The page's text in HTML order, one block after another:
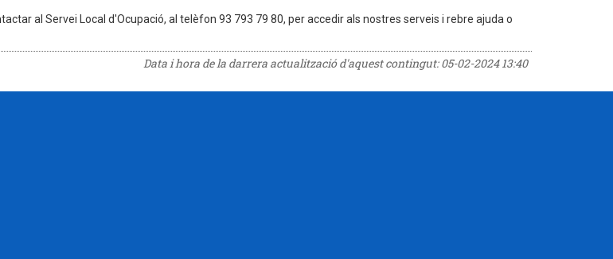
al Servei Local d'Ocupació, al telèfon 93 793 79 80, per accedir als nostres serveis i rebre ajuda o
Data i hora de la darrera actualització d'aquest contingut:05-02-2024 13:40